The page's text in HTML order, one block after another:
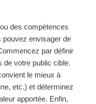
des compétences
pouvez envisager de
par définir
de votre public cible.
le mieux à
etc.) et déterminez
apportée. Enfin,